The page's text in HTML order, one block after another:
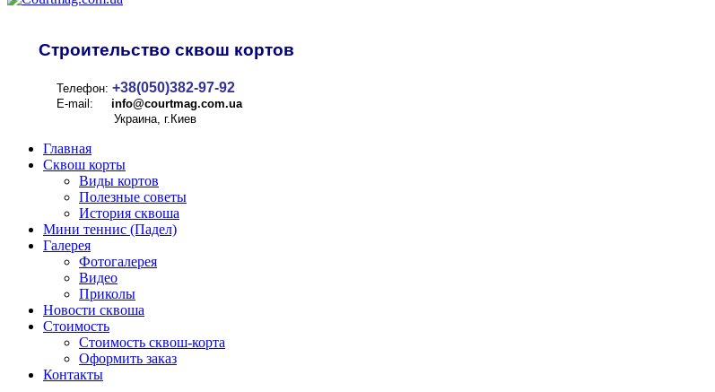
Строительство сквош кортов
Телефон: +38(050)382-97-92
E-mail: info@courtmag.com.ua
Украина, г.Киев
Главная
Сквош корты
Виды кортов
Полезные советы
История сквоша
Мини теннис (Падел)
Галерея
Фотогалерея
Видео
Приколы
Новости сквоша
Стоимость
Стоимость сквош-корта
Оформить заказ
Контакты